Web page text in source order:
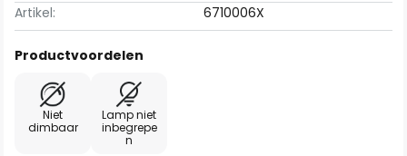
Artikel:
6710006X
Productvoordelen
Niet
dimbaar
Lamp niet
inbegrepe
n